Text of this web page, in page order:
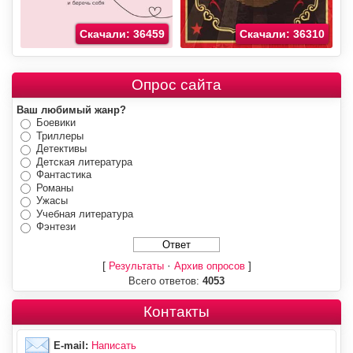
Скачали: 36459 Скачали: 36310
Опрос сайта
Ваш любимый жанр?
Боевики
Триллеры
Детективы
Детская литература
Фантастика
Романы
Ужасы
Учебная литература
Фэнтези
[ Результаты· Архив опросов]
Всего ответов: 4053
Контакты
E-mail: Написать